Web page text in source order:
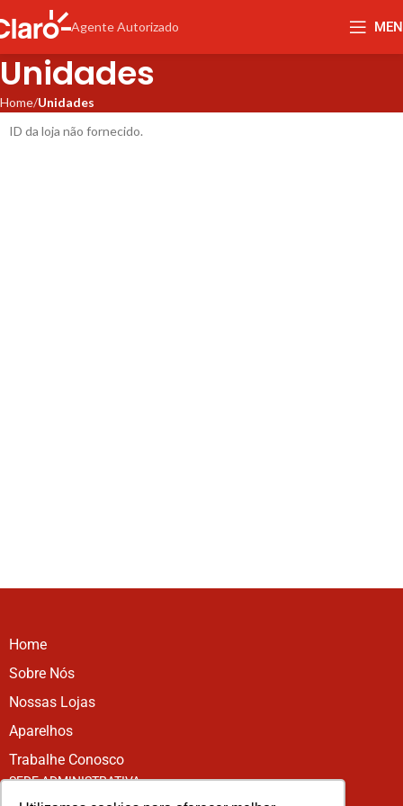
Agente Autorizado
Unidades
Home Unidades
ID da loja não fornecido.
Home
Sobre Nós
Nossas Lojas
Aparelhos
Trabalhe Conosco
SEDE ADMINISTRATIVA